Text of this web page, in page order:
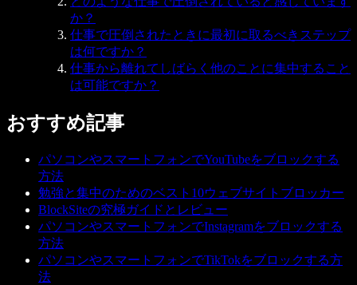
か？
仕事で圧倒されたときに最初に取るべきステップ
は何ですか？
仕事から離れてしばらく他のことに集中すること
は可能ですか？
おすすめ記事
パソコンやスマートフォンでYouTubeをブロックする
方法
勉強と集中のためのベスト10ウェブサイトブロッカー
BlockSiteの究極ガイドとレビュー
パソコンやスマートフォンでInstagramをブロックする
方法
パソコンやスマートフォンでTikTokをブロックする方
法